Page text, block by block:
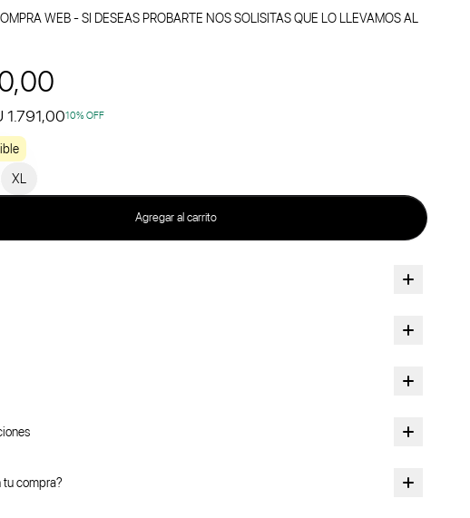
WEB - SI DESEAS PROBARTE NOS SOLISITAS QUE LO LLEVAMOS AL
1.791,0010% OFF
XL
Agregar al carrito
tu compra?